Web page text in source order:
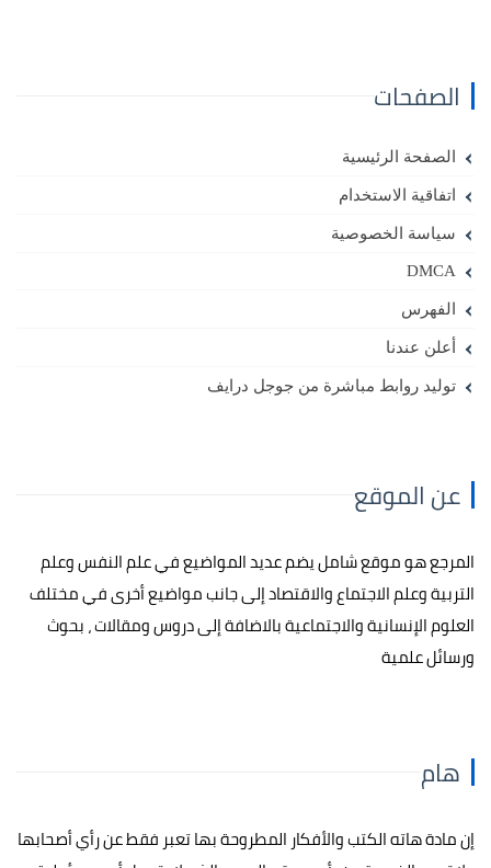
الصفحات
الصفحة الرئيسية
اتفاقية الاستخدام
سياسة الخصوصية
DMCA
الفهرس
أعلن عندنا
توليد روابط مباشرة من جوجل درايف
عن الموقع
المرجع هو موقع شامل يضم عديد المواضيع في علم النفس وعلم
التربية وعلم الاجتماع والاقتصاد إلى جانب مواضيع أخرى في مختلف
العلوم الإنسانية والاجتماعية بالاضافة إلى دروس ومقالات ، بحوث
ورسائل علمية
هام
إن مادة هاته الكتب والأفكار المطروحة بها تعبر فقط عن رأي أصحابها